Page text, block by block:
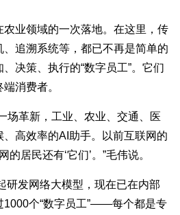
业领域的一次落地。在这里，传
追溯系统等，都已不再是简单的
决策、执行的“数字员工”。它们
消费者。
革新，工业、农业、交通、医
高效率的AI助手。以前互联网的
的居民还有‘它们’。”毛伟说。
发网络大模型，现在已在内部
1000个“数字员工”——每个都是专